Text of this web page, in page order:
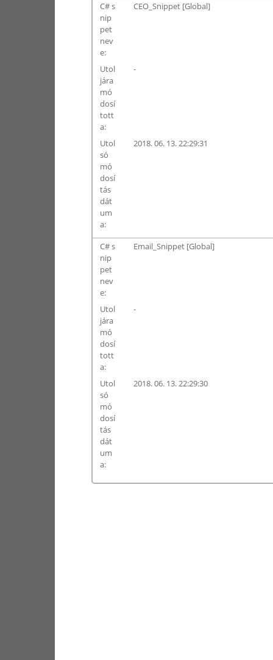
C# s
nip
pet
nev
e:
CEO_Snippet [Global]
Utol
jára
mó
dosí
tott
a:
-
Utol
só
mó
dosí
tás
dát
um
a:
2018. 06. 13. 22:29:31
C# s
nip
pet
nev
e:
Email_Snippet [Global]
Utol
jára
mó
dosí
tott
a:
-
Utol
só
mó
dosí
tás
dát
um
a:
2018. 06. 13. 22:29:30